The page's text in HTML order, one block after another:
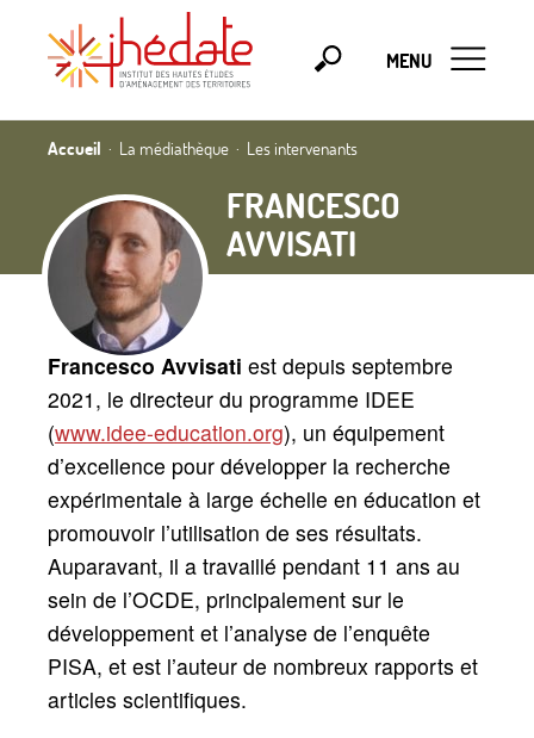
MENU
Accueil La médiathèque Les intervenants
FRANCESCO
AVVISATI
Francesco Avvisati est depuis septembre
2021, le directeur du programme IDEE
(www.idee-education.org), un équipement
d’excellence pour développer la recherche
expérimentale à large échelle en éducation et
promouvoir l’utilisation de ses résultats.
Auparavant, il a travaillé pendant 11 ans au
sein de l’OCDE, principalement sur le
développement et l’analyse de l’enquête
PISA, et est l’auteur de nombreux rapports et
articles scientifiques.